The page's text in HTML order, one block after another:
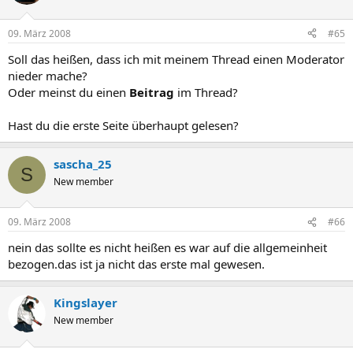
09. März 2008 #65
Soll das heißen, dass ich mit meinem Thread einen Moderator
nieder mache?
Oder meinst du einen Beitrag im Thread?
Hast du die erste Seite überhaupt gelesen?
S sascha_25
New member
09. März 2008 #66
nein das sollte es nicht heißen es war auf die allgemeinheit
bezogen.das ist ja nicht das erste mal gewesen.
Kingslayer
New member